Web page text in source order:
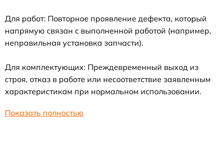
Для работ: Повторное проявление дефекта, который
напрямую связан с выполненной работой (например,
неправильная установка запчасти).
Для комплектующих: Преждевременный выход из
строя, отказ в работе или несоответствие заявленным
характеристикам при нормальном использовании.
Показать полностью